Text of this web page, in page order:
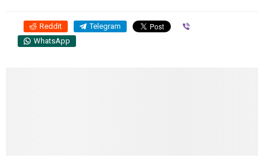
Reddit Telegram
WhatsApp